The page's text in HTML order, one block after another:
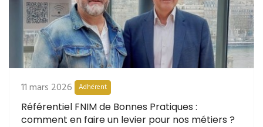
11 mars 2026 Adhérent
Référentiel FNIM de Bonnes Pratiques :
comment en faire un levier pour nos métiers ?